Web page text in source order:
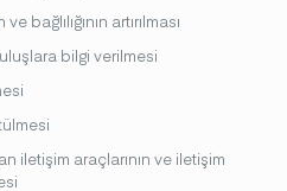
bağlılığının artırılması
bilgi verilmesi
iletişim araçlarının ve iletişim